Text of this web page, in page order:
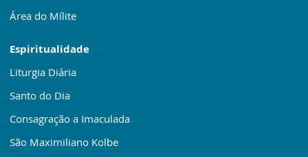
Área do Mílite
Espiritualidade
Liturgia Diária
Santo do Dia
Consagração a Imaculada
São Maximiliano Kolbe